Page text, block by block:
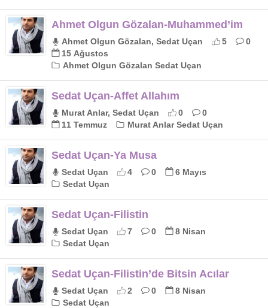
Ahmet Olgun Gözalan-Muhammed’im
Ahmet Olgun Gözalan, Sedat Uçan 5
0
15 Ağustos
Ahmet Olgun Gözalan Sedat Uçan
Sedat Uçan-Affet Allahım
Murat Anlar, Sedat Uçan 0
0
11 Temmuz
Murat Anlar Sedat Uçan
Sedat Uçan-Ya Musa
Sedat Uçan 4 0
6 Mayıs
Sedat Uçan
Sedat Uçan-Filistin
Sedat Uçan 7 0
8 Nisan
Sedat Uçan
Sedat Uçan-Filistin’de Bitsin Acılar
Sedat Uçan 2 0
8 Nisan
Sedat Uçan